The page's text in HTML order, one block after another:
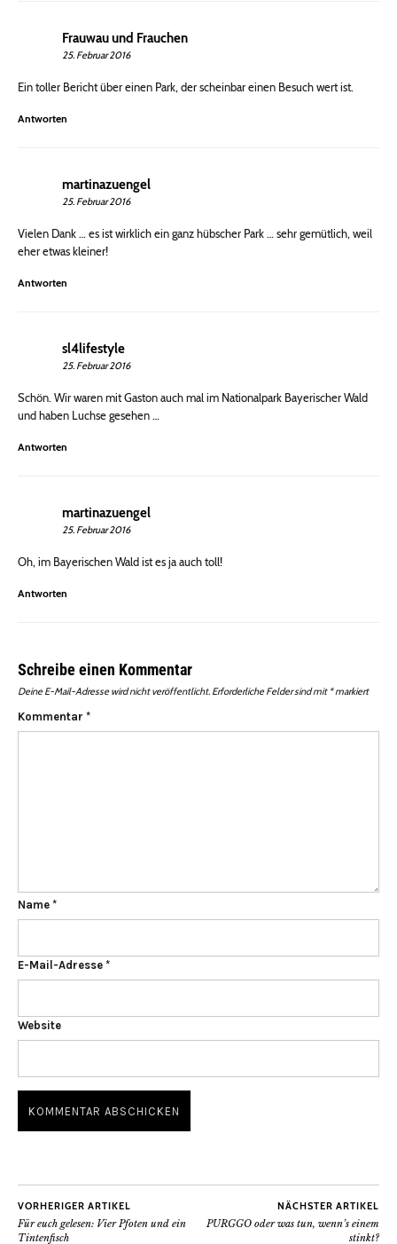
Frauwau und Frauchen
25. Februar 2016
Ein toller Bericht über einen Park, der scheinbar einen Besuch wert ist.
Antworten
martinazuengel
25. Februar 2016
Vielen Dank … es ist wirklich ein ganz hübscher Park … sehr gemütlich, weil
eher etwas kleiner!
Antworten
sl4lifestyle
25. Februar 2016
Schön. Wir waren mit Gaston auch mal im Nationalpark Bayerischer Wald
und haben Luchse gesehen …
Antworten
martinazuengel
25. Februar 2016
Oh, im Bayerischen Wald ist es ja auch toll!
Antworten
Schreibe einen Kommentar
Deine E-Mail-Adresse wird nicht veröffentlicht. Erforderliche Felder sind mit *markiert
Kommentar *
Name *
E-Mail-Adresse *
Website
VORHERIGER ARTIKEL
Für euch gelesen: Vier Pfoten und ein
Tintenfisch
NÄCHSTER ARTIKEL
PURGGO oder was tun, wenn’s einem
stinkt?